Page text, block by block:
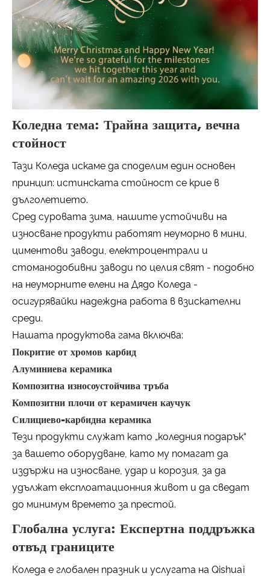
Коледна тема: Трайна защита, вечна
стойност
Тази Коледа искаме да споделим един основен
принцип: истинската стойност се крие в
дълголетието.
Сред суровата зима, нашите устойчиви на
износване продукти работят неуморно в мини,
циментови заводи, електроцентрали и
стоманодобивни заводи по целия свят - подобно
на неуморните елени на Дядо Коледа -
осигурявайки надеждна работа в взискателни
среди.
Нашата продуктова гама включва:
Покритие от хромов карбид
Алуминиева керамика
Композитна износоустойчива тръба
Композитни плочи от керамичен каучук
Силициево-карбидна керамика
Тези продукти служат като „коледния подарък“
за вашето оборудване, като му помагат да
издържи на износване, удар и корозия, за да
удължат експлоатационния живот и да сведат
до минимум времето за престой.
Глобална услуга: Експертна поддръжка
отвъд границите
Коледа е глобален празник и услугата на Qishuai